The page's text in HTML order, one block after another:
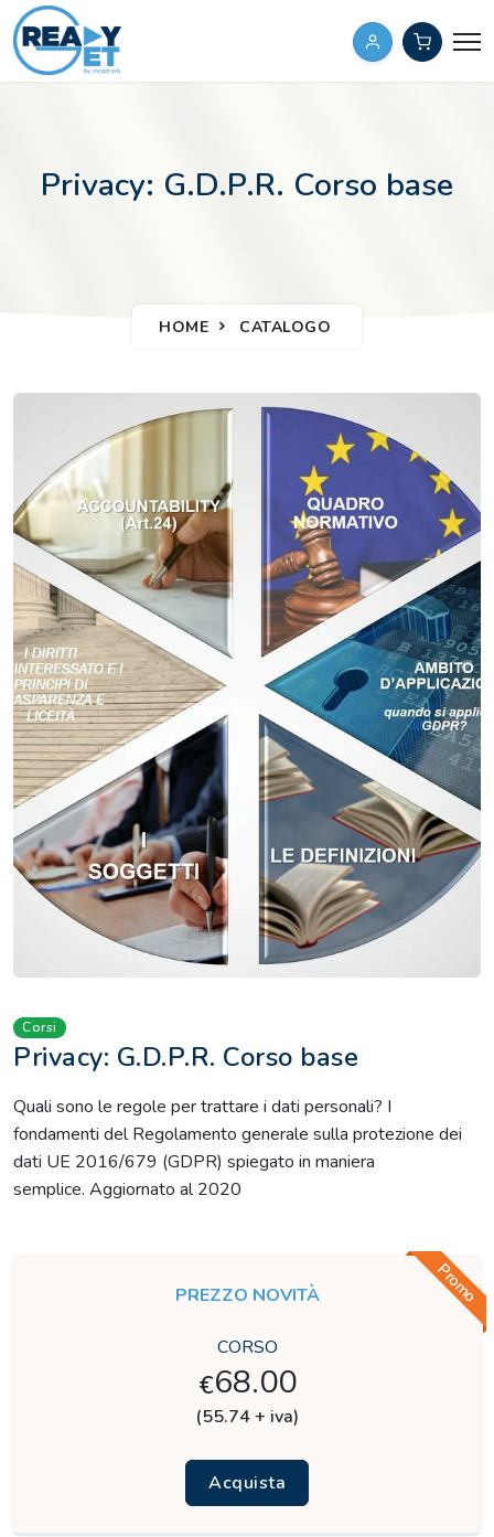
Privacy: G.D.P.R. Corso base
HOME CATALOGO
Corsi
Privacy: G.D.P.R. Corso base
Quali sono le regole per trattare i dati personali? I
fondamenti del Regolamento generale sulla protezione dei
dati UE 2016/679 (GDPR) spiegato in maniera
semplice. Aggiornato al 2020
Promo
PREZZO NOVITÀ
CORSO
€68.00
(55.74 + iva)
Acquista